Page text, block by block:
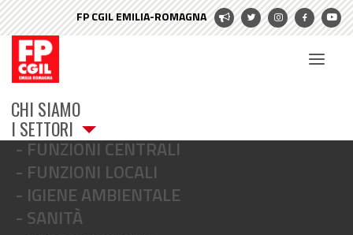
CHI SIAMO
I SETTORI
FUNZIONI CENTRALI
FUNZIONI LOCALI
IGIENE AMBIENTALE
SANITÀ